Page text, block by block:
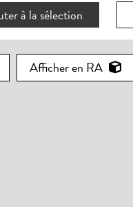
à la sélection